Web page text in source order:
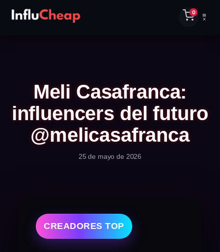
0
Meli Casafranca:
influencers del futuro
@melicasafranca
25 de mayo de 2026
CREADORES TOP